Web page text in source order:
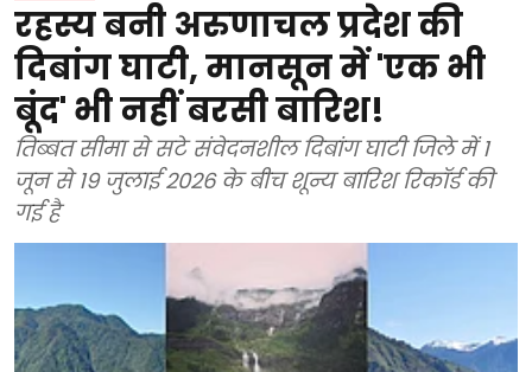
रहस्य बनी अरुणाचल प्रदेश की
दिबांग घाटी, मानसून में 'एक भी
बूंद' भी नहीं बरसी बारिश!
तिब्बत सीमा से सटे संवेदनशील दिबांग घाटी जिले में 1
जून से 19 जुलाई 2026 के बीच शून्य बारिश रिकॉर्ड की
गई है